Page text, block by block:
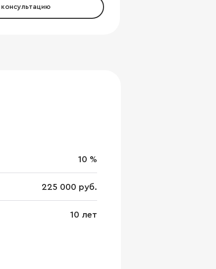
консультацию
10 %
225 000 руб.
10 лет